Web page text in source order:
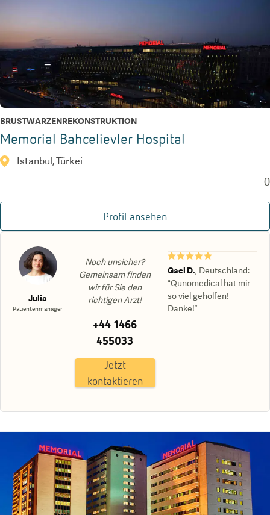
BRUSTWARZENREKONSTRUKTION
Memorial Bahcelievler Hospital
Istanbul, Türkei
0
Profil ansehen
Julia
Patientenmanager
Noch unsicher?
Gemeinsam finden
wir für Sie den
richtigen Arzt!
+44 1466
455033
Jetzt
kontaktieren
★★★★★
Gael D. Deutschland:
“Qunomedical hat mir
so viel geholfen!
Danke!“